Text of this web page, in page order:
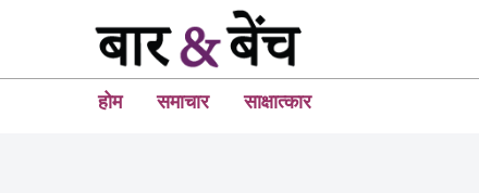
होम समाचार साक्षात्कार